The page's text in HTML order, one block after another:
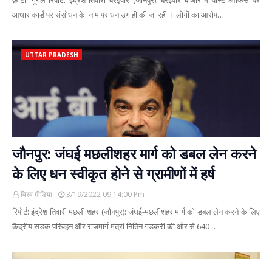
आधार कार्ड पर संसोधन के नाम पर धन उगाही की जा रही । लोगों का आरोप…
UTTAR PRADESH
जौनपुर: जंघई मछलीशहर मार्ग को डबल लेन करने
के लिए धन स्वीकृत होने से ग्रामीणों में हर्ष
विश्व मीडिया 3/19/2022 09:14:00 Pm
रिपोर्ट: इंद्रेश तिवारी मछली शहर (जौनपुर): जंघई-मछलीशहर मार्ग को डबल लेन करने के लिए
केंद्रीय सड़क परिवहन और राजमार्ग मंत्री नितिन गडकरी की ओर से 640 …